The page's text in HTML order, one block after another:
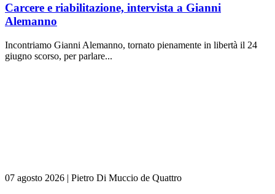
Carcere e riabilitazione, intervista a Gianni
Alemanno
Incontriamo Gianni Alemanno, tornato pienamente in libertà il 24
giugno scorso, per parlare...
07 agosto 2026 | Pietro Di Muccio de Quattro